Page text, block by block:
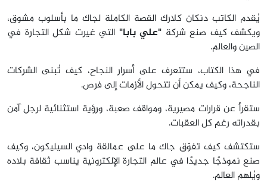
يُقدم الكاتب دنكان كلارك القصة الكاملة لجاك ما بأسلوب مشوق،
ويكشف كيف صنع شركة "علي بابا" التي غيرت شكل التجارة في
الصين والعالم.
في هذا الكتاب، ستتعرف على أسرار النجاح، كيف تُبنى الشركات
الناجحة، وكيف يمكن أن تتحول الأزمات إلى فرص.
ستقرأ عن قرارات مصيرية، ومواقف صعبة، ورؤية استثنائية لرجل آمن
بقدراته رغم كل العقبات.
ستكتشف كيف تفوّق جاك ما على عمالقة وادي السيليكون، وكيف
صنع نموذجًا جديدًا في عالم التجارة الإلكترونية يناسب ثقافة بلاده
ويُلهم العالم.